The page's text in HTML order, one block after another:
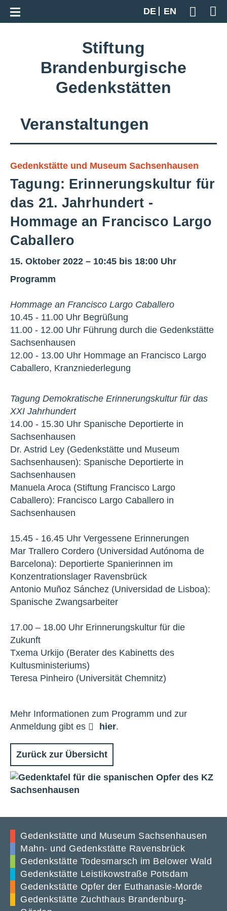
DE
EN
Geben
Zur Gesamtübersicht
Stiftung
Brandenburgische
Gedenkstätten
Veranstaltungen
Gedenkstätte und Museum Sachsenhausen
Tagung: Erinnerungskultur für
das 21. Jahrhundert -
Hommage an Francisco Largo
Caballero
15. Oktober 2022 – 10:45 bis 18:00 Uhr
Programm
Hommage an Francisco Largo Caballero
10.45 - 11.00 Uhr Begrüßung
11.00 - 12.00 Uhr Führung durch die Gedenkstätte
Sachsenhausen
12.00 - 13.00 Uhr Hommage an Francisco Largo
Caballero, Kranzniederlegung
Tagung Demokratische Erinnerungskultur für das
XXI Jahrhundert
14.00 - 15.30 Uhr Spanische Deportierte in
Sachsenhausen
Dr. Astrid Ley (Gedenkstätte und Museum
Sachsenhausen): Spanische Deportierte in
Sachsenhausen
Manuela Aroca (Stiftung Francisco Largo
Caballero): Francisco Largo Caballero in
Sachsenhausen
15.45 - 16.45 Uhr Vergessene Erinnerungen
Mar Trallero Cordero (Universidad Autónoma de
Barcelona): Deportierte Spanierinnen im
Konzentrationslager Ravensbrück
Antonio Muñoz Sánchez (Universidad de Lisboa):
Spanische Zwangsarbeiter
17.00 – 18.00 Uhr Erinnerungskultur für die
Zukunft
Txema Urkijo (Berater des Kabinetts des
Kultusministeriums)
Teresa Pinheiro (Universität Chemnitz)
Mehr Informationen zum Programm und zur
Anmeldung gibt es
hier.
Zurück zur Übersicht
Gedenkstätte und Museum Sachsenhausen
Mahn- und Gedenkstätte Ravensbrück
Gedenkstätte Todesmarsch im Belower Wald
Gedenkstätte Leistikowstraße Potsdam
Gedenkstätte Opfer der Euthanasie-Morde
Gedenkstätte Zuchthaus Brandenburg-